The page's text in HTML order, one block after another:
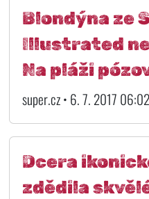
Blondýna ze
Illustrated
Na pláži
super.cz • 6. 7. 2017 06:02
Dcera
zdědila